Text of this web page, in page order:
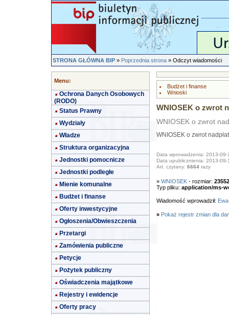
STRONA GŁÓWNA BIP»Poprzednia strona» Odczyt wiadomości
Menu:
Ochrona Danych Osobowych
(RODO)
Status Prawny
Wydziały
Władze
Struktura organizacyjna
Jednostki pomocnicze
Jednostki podległe
Mienie komunalne
Budżet i finanse
Oferty inwestycyjne
Ogłoszenia/Obwieszczenia
Przetargi
Zamówienia publiczne
Petycje
Pożytek publiczny
Oświadczenia majątkowe
Rejestry i ewidencje
Oferty pracy
Budżet i finanse
Wnioski
WNIOSEK o zwrot
WNIOSEK o zwrot
WNIOSEK o zwrot
Data wprowadzenia: 2013-09-
Data upublicznienia: 2013-09-
Art. czytany: 6664razy
» WNIOSEK- rozmiar: 23552
Typ pliku: application/ms-
Wiadomość wprowadził:
» Pokaż rejestr zmian dla